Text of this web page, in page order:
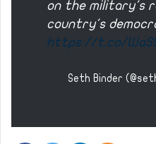
on the military's
country's
https://t.co/